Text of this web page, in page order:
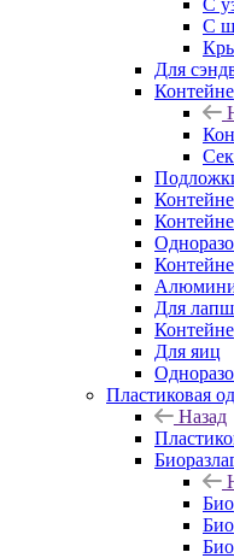
С
С
Для
Для
Для яиц
Пластиковая
Назад